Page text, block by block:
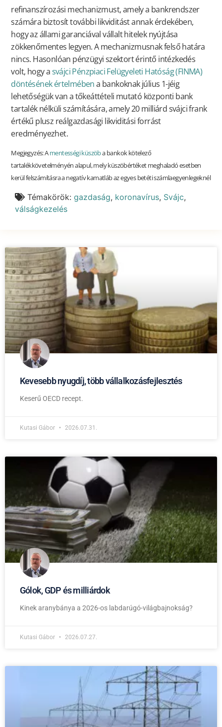
Kevesebb nyugdíj, több vállalkozásfejlesztés
Keserű OECD recept.
Kutasi Gábor 2026.07.31.
Gólok, GDP és milliárdok
Kinek aranybánya a 2026-os labdarúgó-világbajnokság?
Kutasi Gábor 2026.07.27.
refinanszírozási mechanizmust, amely a bankrendszer
számára biztosít további likviditást annak érdekében,
hogy az állami garanciával vállalt hitelek nyújtása
zökkenőmentes legyen. A mechanizmusnak felső határa
nincs. Hasonlóan pénzügyi szektort érintő intézkedés
volt, hogy asvájci Pénzpiaci Felügyeleti Hatóság (FINMA)
döntésének értelmébena bankoknak július 1-jéig
lehetőségük van a tőkeáttételi mutató központi bank
tartalék nélküli számítására, amely 20 milliárd svájci frank
értékű plusz reálgazdasági likviditási forrást
eredményezhet.
Megjegyzés: Amentességi küszöba bankok kötelező
tartalékkövetelményén alapul, mely küszöbértéket meghaladó esetben
kerül felszámításra a negatív kamatláb az egyes betéti számlaegyenlegeknél
Témakörök: gazdaság, koronavírus, Svájc,
válságkezelés